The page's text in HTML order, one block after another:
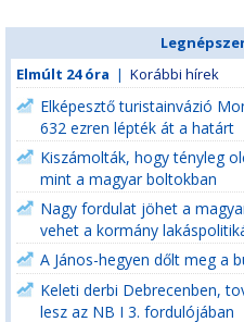
Elmúlt 24 óra | Korábbi hírek
Elképesztő turistainvázió
632 ezren lépték át a határt
Kiszámolták, hogy tényleg
mint a magyar boltokban
Nagy fordulat jöhet a
vehet a kormány
A János-hegyen dőlt meg a
Keleti derbi Debrecenben,
lesz az NB I 3. fordulójában